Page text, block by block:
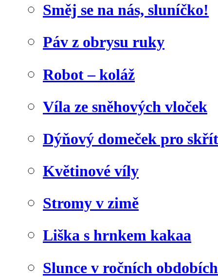
Směj se na nás, sluníčko!
Páv z obrysu ruky
Robot – koláž
Víla ze sněhových vloček
Dýňový domeček pro
Květinové víly
Stromy v zimě
Liška s hrnkem kakaa
Slunce v ročních obdobích